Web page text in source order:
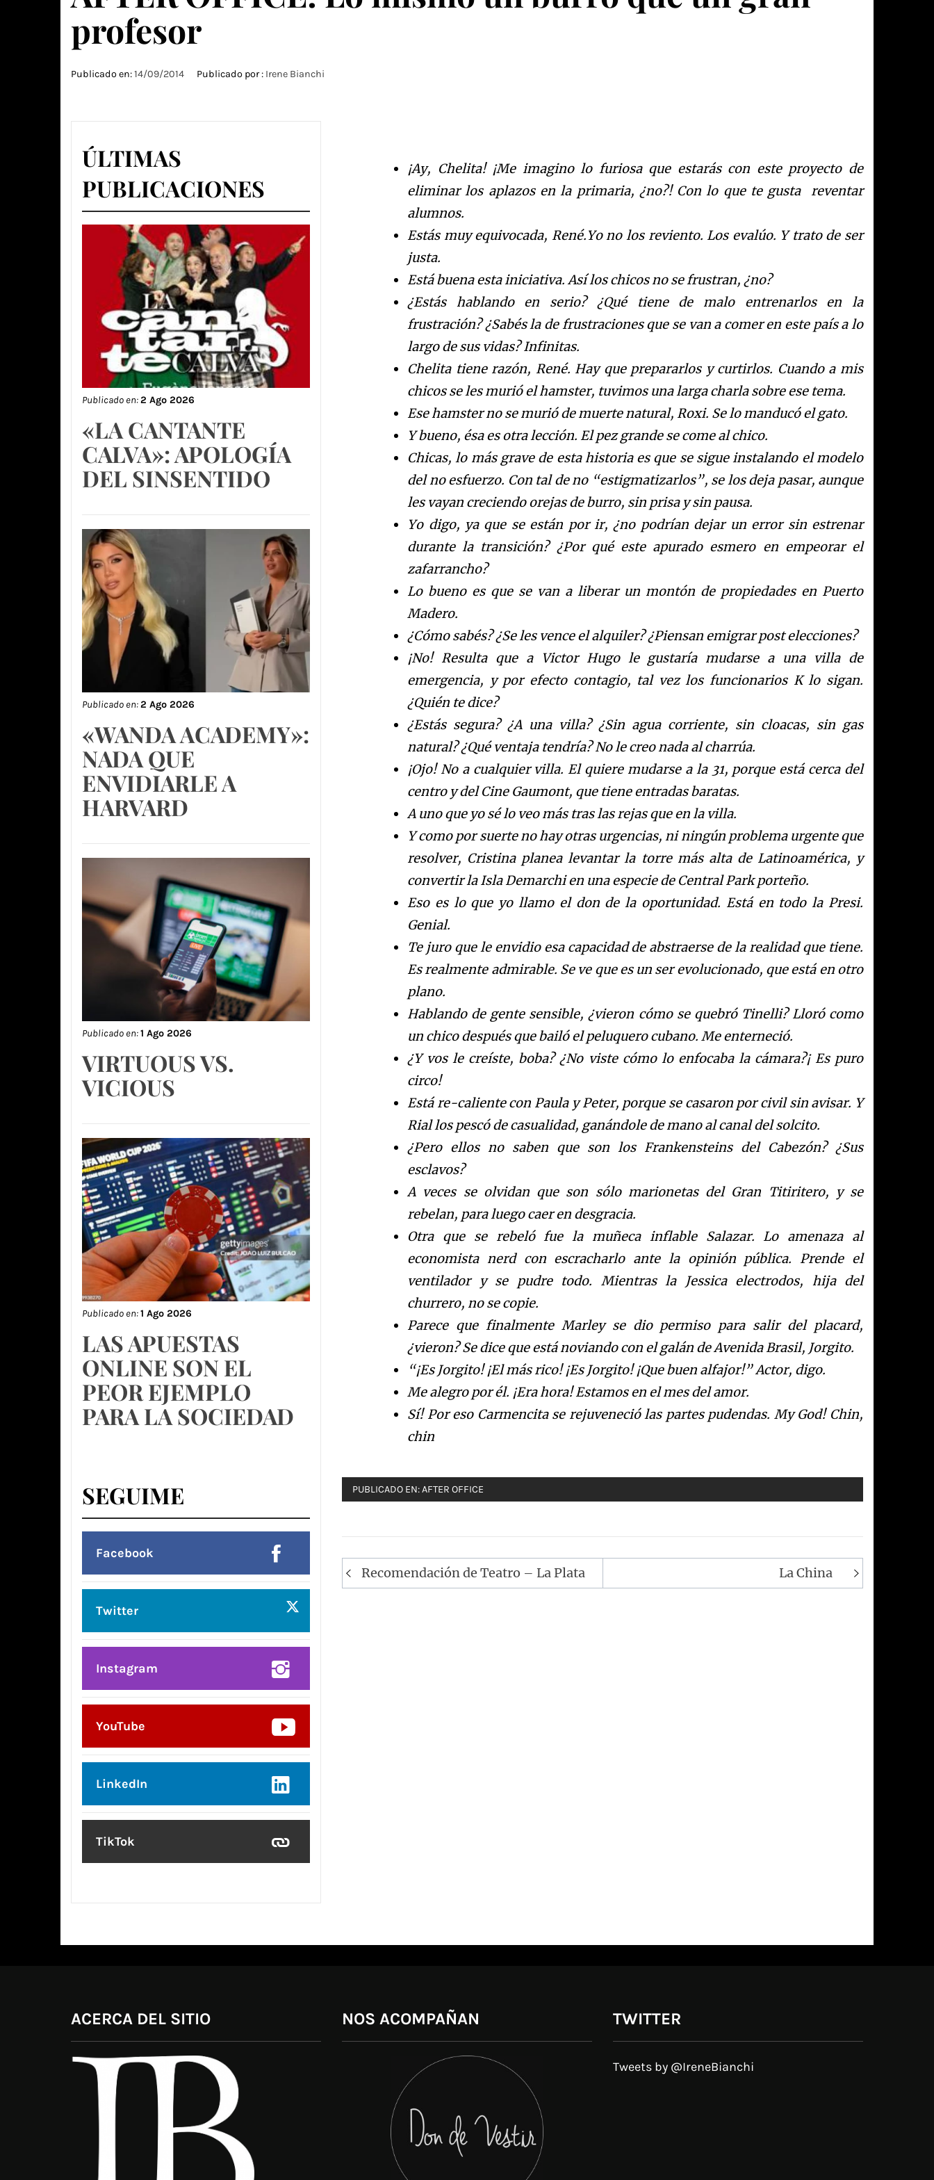
profesor
Publicado en:14/09/2014 Publicado por : Irene Bianchi
¡Ay, Chelita! ¡Me imagino lo furiosa que estarás con este proyecto de
eliminar los aplazos en la primaria, ¿no?! Con lo que te gusta reventar
alumnos.
Estás muy equivocada, René.Yo no los reviento. Los evalúo. Y trato de ser
justa.
Está buena esta iniciativa. Así los chicos no se frustran, ¿no?
¿Estás hablando en serio? ¿Qué tiene de malo entrenarlos en la
frustración? ¿Sabés la de frustraciones que se van a comer en este país a lo
largo de sus vidas? Infinitas.
Chelita tiene razón, René. Hay que prepararlos y curtirlos. Cuando a mis
chicos se les murió el hamster, tuvimos una larga charla sobre ese tema.
Ese hamster no se murió de muerte natural, Roxi. Se lo manducó el gato.
Y bueno, ésa es otra lección. El pez grande se come al chico.
Chicas, lo más grave de esta historia es que se sigue instalando el modelo
del no esfuerzo. Con tal de no “estigmatizarlos”, se los deja pasar, aunque
les vayan creciendo orejas de burro, sin prisa y sin pausa.
Yo digo, ya que se están por ir, ¿no podrían dejar un error sin estrenar
durante la transición? ¿Por qué este apurado esmero en empeorar el
zafarrancho?
Lo bueno es que se van a liberar un montón de propiedades en Puerto
Madero.
¿Cómo sabés? ¿Se les vence el alquiler? ¿Piensan emigrar post elecciones?
¡No! Resulta que a Victor Hugo le gustaría mudarse a una villa de
emergencia, y por efecto contagio, tal vez los funcionarios K lo sigan.
¿Quién te dice?
¿Estás segura? ¿A una villa? ¿Sin agua corriente, sin cloacas, sin gas
natural? ¿Qué ventaja tendría? No le creo nada al charrúa.
¡Ojo! No a cualquier villa. El quiere mudarse a la 31, porque está cerca del
centro y del Cine Gaumont, que tiene entradas baratas.
A uno que yo sé lo veo más tras las rejas que en la villa.
Y como por suerte no hay otras urgencias, ni ningún problema urgente que
resolver, Cristina planea levantar la torre más alta de Latinoamérica, y
convertirla IslaDemarchien una especie de Central Park porteño.
Eso es lo que yo llamo el don de la oportunidad. Está en todola Presi.
Genial.
Te juro que le envidio esa capacidad de abstraerse de la realidad que tiene.
Es realmente admirable. Se ve que es un ser evolucionado, que está en otro
plano.
Hablando de gente sensible, ¿vieron cómo se quebró Tinelli? Lloró como
un chico después que bailó el peluquero cubano. Me enterneció.
¿Y vos le creíste, boba? ¿No viste cómo lo enfocaba la cámara?¡ Es puro
circo!
Está re-caliente con Paula y Peter, porque se casaron por civil sin avisar. Y
Rial los pescó de casualidad, ganándole de mano al canal del solcito.
¿Pero ellos no saben que son los Frankensteins del Cabezón? ¿Sus
esclavos?
A veces se olvidan que son sólo marionetas del Gran Titiritero, y se
rebelan, para luego caer en desgracia.
Otra que se rebeló fue la muñeca inflable Salazar. Lo amenaza al
economista nerd con escracharlo ante la opinión pública. Prende el
ventilador y se pudre todo. Mientrasla Jessicaelectrodos, hija del
churrero, no se copie.
Parece que finalmente Marley se dio permiso para salir del placard,
¿vieron? Se dice que está noviando con el galán de Avenida Brasil, Jorgito.
“¡Es Jorgito! ¡El más rico! ¡Es Jorgito! ¡Que buen alfajor!” Actor, digo.
Me alegro por él. ¡Era hora! Estamos en el mes del amor.
Sí! Por eso Carmencita se rejuveneció las partes pudendas. My God! Chin,
chin
PUBLICADO EN:AFTER OFFICE
Navegación
de
Recomendación de Teatro – La Plata La China
ÚLTIMAS
PUBLICACIONES
Publicado en:2 Ago 2026
«LA CANTANTE
CALVA»: APOLOGÍA
DEL SINSENTIDO
Publicado en:2 Ago 2026
«WANDA ACADEMY»:
NADA QUE
ENVIDIARLE A
HARVARD
Publicado en:1 Ago 2026
VIRTUOUS VS.
VICIOUS
Publicado en:1 Ago 2026
LAS APUESTAS
ONLINE SON EL
PEOR EJEMPLO
PARA LA SOCIEDAD
SEGUIME
Facebook
Twitter
Instagram
YouTube
LinkedIn
TikTok
ACERCA DEL SITIO NOS ACOMPAÑAN TWITTER
Tweets by @IreneBianchi